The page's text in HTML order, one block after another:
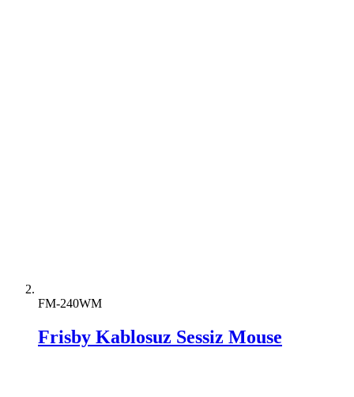
FM-240WM
Frisby Kablosuz Sessiz Mouse